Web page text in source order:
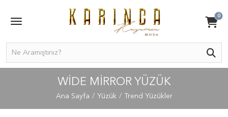
0
WIDE MIRROR YÜZÜK
Ana Sayfa Yüzük Trend Yüzükler